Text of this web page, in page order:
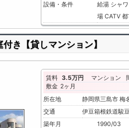
設備・条件
給湯 シャ
場 CATV
き【貸しマンション】
賃料 3.5万円 マンション
敷金 2ヶ月
所在地
静岡県三島市
交通
伊豆箱根鉄道駿
築年月
1990/03